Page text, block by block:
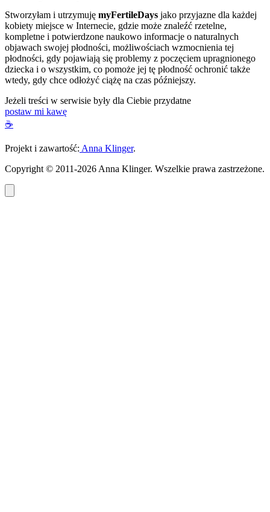
Stworzyłam i utrzymuję myFertileDays jako przyjazne dla każdej
kobiety miejsce w Internecie, gdzie może znaleźć rzetelne,
kompletne i potwierdzone naukowo informacje o naturalnych
objawach swojej płodności, możliwościach wzmocnienia tej
płodności, gdy pojawiają się problemy z poczęciem upragnionego
dziecka i o wszystkim, co pomoże jej tę płodność ochronić także
wtedy, gdy chce odłożyć ciążę na czas późniejszy.
Jeżeli treści w serwisie były dla Ciebie przydatne
postaw mi kawę
☕
Projekt i zawartość: Anna Klinger.
Copyright © 2011-2026 Anna Klinger. Wszelkie prawa zastrzeżone.